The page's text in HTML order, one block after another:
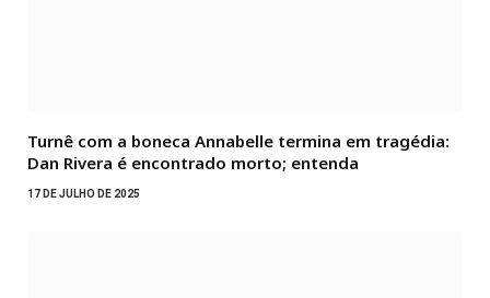
Turnê com a boneca Annabelle termina em tragédia:
Dan Rivera é encontrado morto; entenda
17 DE JULHO DE 2025